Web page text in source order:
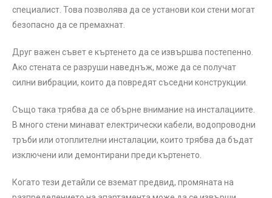
специалист. Това позволява да се установи кои стени могат
безопасно да се премахнат.
Друг важен съвет е къртенето да се извършва постепенно.
Ако стената се разруши наведнъж, може да се получат
силни вибрации, които да повредят съседни конструкции.
Също така трябва да се обърне внимание на инсталациите.
В много стени минават електрически кабели, водопроводни
тръби или отоплителни инсталации, които трябва да бъдат
изключени или демонтирани преди къртенето.
Когато тези детайли се вземат предвид, промяната на